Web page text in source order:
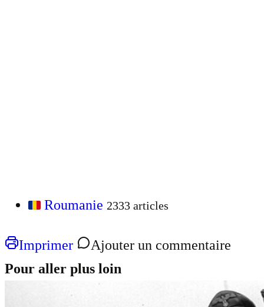
Roumanie 2333 articles
Imprimer
Ajouter un commentaire
Pour aller plus loin